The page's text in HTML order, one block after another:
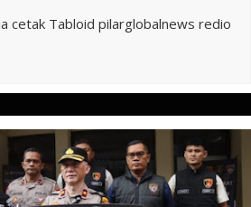
cetak Tabloid pilarglobalnews redio